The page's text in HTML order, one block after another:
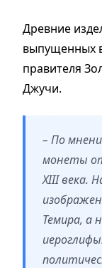
Древние
выпущенных
правителя
Джучи.
– По
монеты
XIII века.
Темира, а